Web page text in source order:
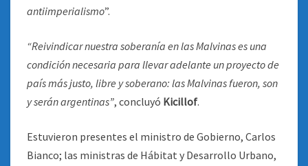
antiimperialismo”.
“Reivindicar nuestra soberanía en las Malvinas es una
condición necesaria para llevar adelante un proyecto de
país más justo, libre y soberano: las Malvinas fueron, son
y serán argentinas”, concluyó Kicillof.
Estuvieron presentes el ministro de Gobierno, Carlos
Bianco; las ministras de Hábitat y Desarrollo Urbano,